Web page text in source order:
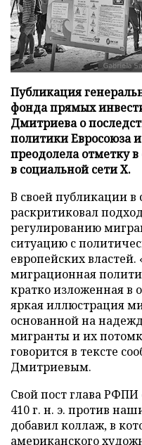
Публикация
фонда прямых
Дмитриева о
политики Евросоюза
преодолела отметку
в социальной сети X.
В своей публикации
раскритиковал
регулированию
ситуацию с
европейских
миграционная
кратко изложенная в
яркая иллюстрация
основанной на
мигранты и их
говорится в тексте
Дмитриевым.
Свой пост глава РФПИ
410 г. н. э. против
добавил коллаж, в
американского